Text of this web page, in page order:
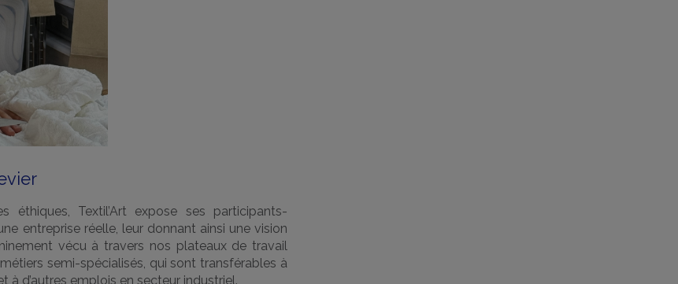
Textil’Art expose ses participants-
entreprise réelle, leur donnant ainsi une vision
vécu à travers nos plateaux de travail
semi-spécialisés, qui sont transférables à
à d’autres emplois en secteur industriel.